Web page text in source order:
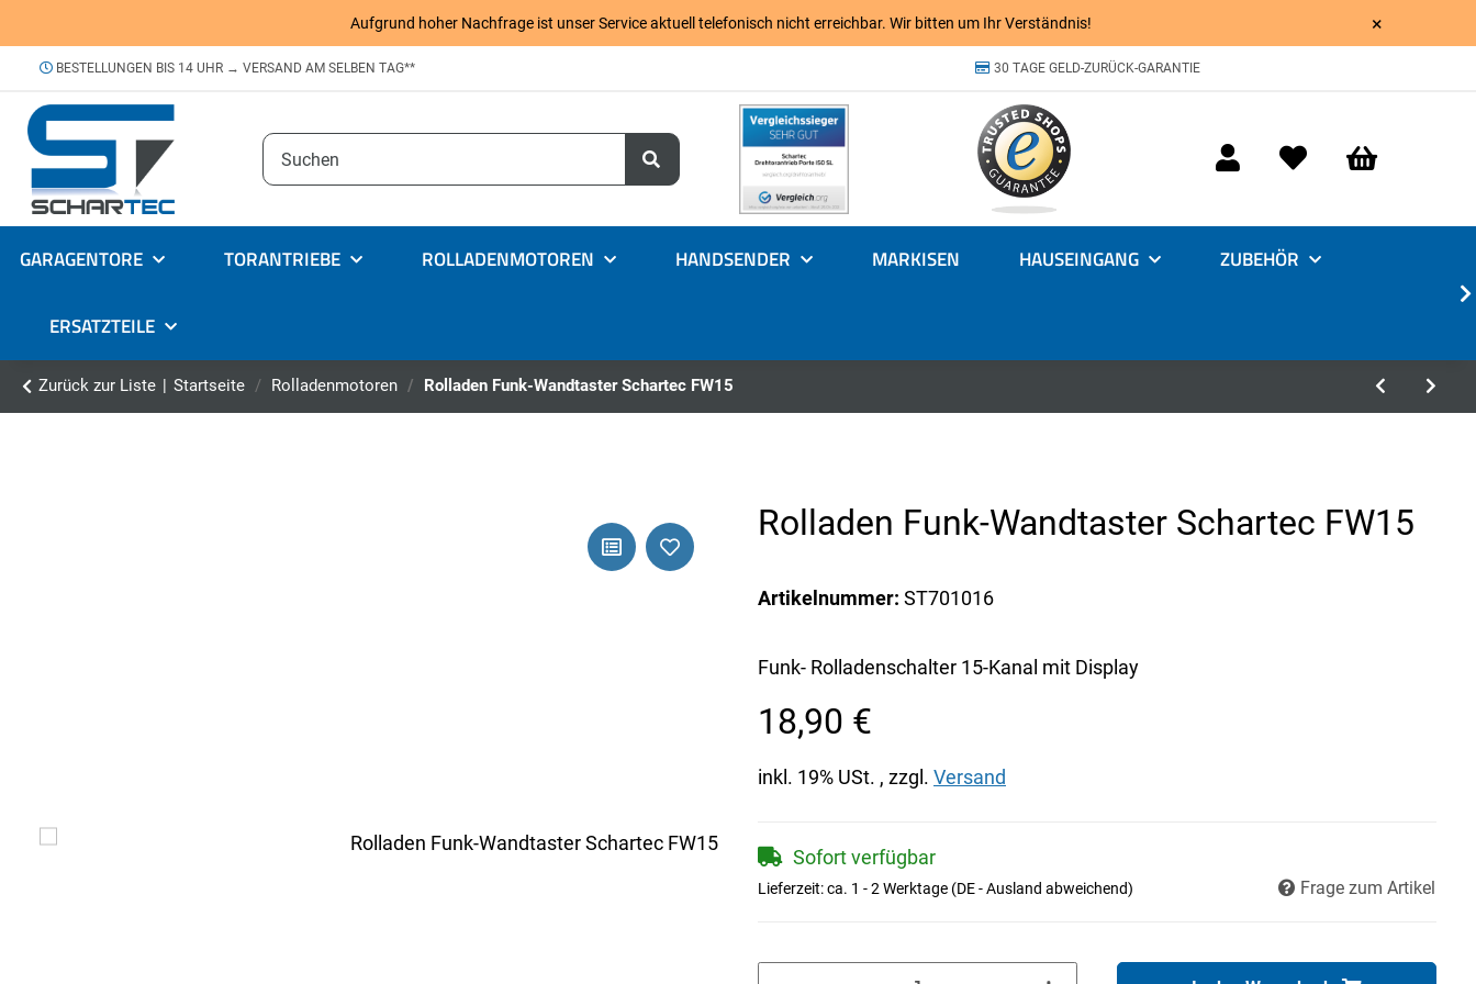
Aufgrund hoher Nachfrage ist unser Service aktuell telefonisch nicht erreichbar. Wir bitten um Ihr Verständnis! ×
BESTELLUNGEN BIS 14 UHR → VERSAND AM SELBEN TAG** 30 TAGE GELD-ZURÜCK-GARANTIE
GARAGENTORE TORANTRIEBE ROLLADENMOTOREN HANDSENDER MARKISEN HAUSEINGANG ZUBEHÖR
ERSATZTEILE
Zurück zur Liste Startseite Rolladenmotoren Rolladen Funk-Wandtaster Schartec FW15
Rolladen Funk-Wandtaster Schartec FW15
Artikelnummer: ST701016
Funk- Rolladenschalter 15-Kanal mit Display
18,90 €
inkl. 19% USt. , zzgl. Versand
Sofort verfügbar
Lieferzeit:ca. 1 - 2 Werktage (DE - Ausland abweichend) Frage zum Artikel